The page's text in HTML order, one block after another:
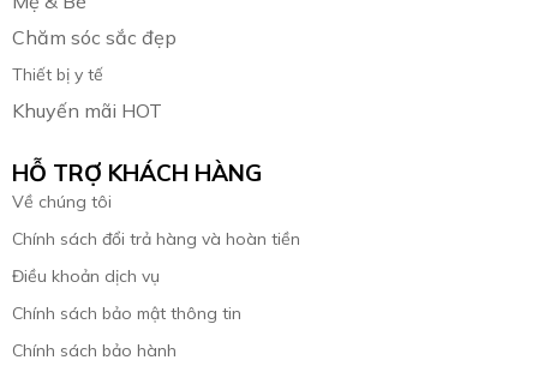
Chăm sóc sắc đẹp
Thiết bị y tế
Khuyến mãi HOT
HỖ TRỢ KHÁCH HÀNG
Về chúng tôi
Chính sách đổi trả hàng và hoàn tiền
Điều khoản dịch vụ
Chính sách bảo mật thông tin
Chính sách bảo hành